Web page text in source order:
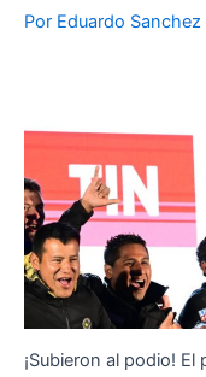
Por Eduardo Sanchez
¡Subieron al podio!